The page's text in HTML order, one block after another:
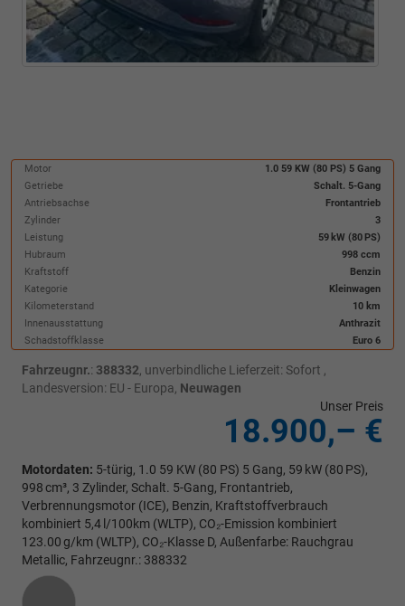
Motor
1.0 59 KW (80 PS) 5 Gang
Getriebe
Schalt. 5-Gang
Antriebsachse
Frontantrieb
Zylinder
3
Leistung
59 kW (80 PS)
Hubraum
998 ccm
Kraftstoff
Benzin
Kategorie
Kleinwagen
Kilometerstand
10 km
Innenausstattung
Anthrazit
Schadstoffklasse
Euro 6
Fahrzeugnr.: 388332, unverbindliche Lieferzeit: Sofort ,
Landesversion: EU - Europa, Neuwagen
Unser Preis
18.900,– €
Motordaten: 5-türig, 1.0 59 KW (80 PS) 5 Gang, 59 kW (80 PS),
998 cm³, 3 Zylinder, Schalt. 5-Gang, Frontantrieb,
Verbrennungsmotor (ICE), Benzin, Kraftstoffverbrauch
kombiniert 5,4 l/100km (WLTP), CO₂-Emission kombiniert
123.00 g/km (WLTP), CO₂-Klasse D, Außenfarbe: Rauchgrau
Metallic, Fahrzeugnr.: 388332